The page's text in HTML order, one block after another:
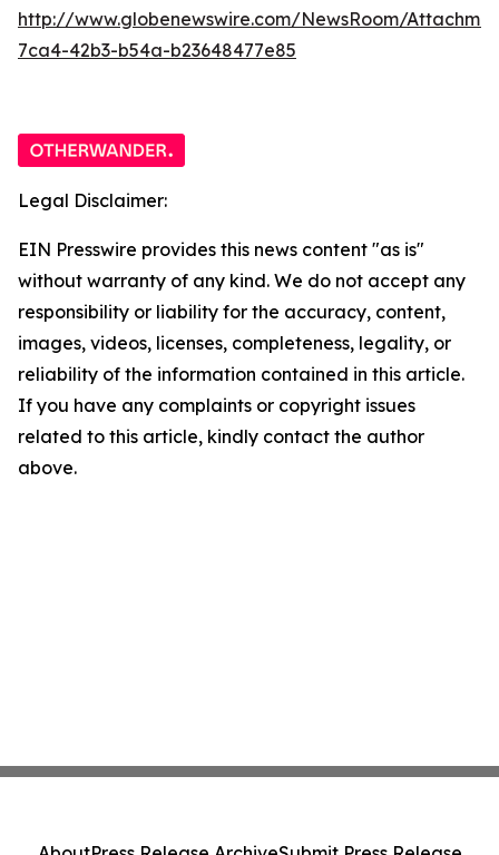
http://www.globenewswire.com/NewsRoom/
7ca4-42b3-b54a-b23648477e85
Legal Disclaimer:
EIN Presswire provides this news content "as is"
without warranty of any kind. We do not accept any
responsibility or liability for the accuracy, content,
images, videos, licenses, completeness, legality, or
reliability of the information contained in this article.
If you have any complaints or copyright issues
related to this article, kindly contact the author
above.